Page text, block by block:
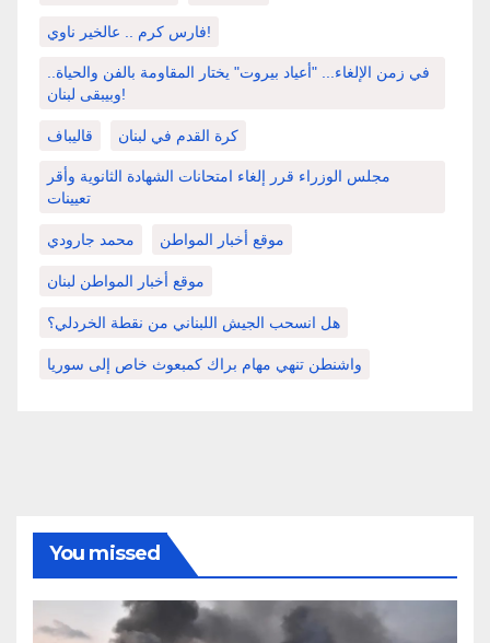
فارس كرم .. عالخير ناوي!
في زمن الإلغاء... "أعياد بيروت" يختار المقاومة بالفن والحياة..
وبيبقى لبنان!
قاليباف كرة القدم في لبنان
مجلس الوزراء قرر إلغاء امتحانات الشهادة الثانوية وأقر
تعيينات
محمد جارودي موقع أخبار المواطن
موقع أخبار المواطن لبنان
هل انسحب الجيش اللبناني من نقطة الخردلي؟
واشنطن تنهي مهام براك كمبعوث خاص إلى سوريا
You missed